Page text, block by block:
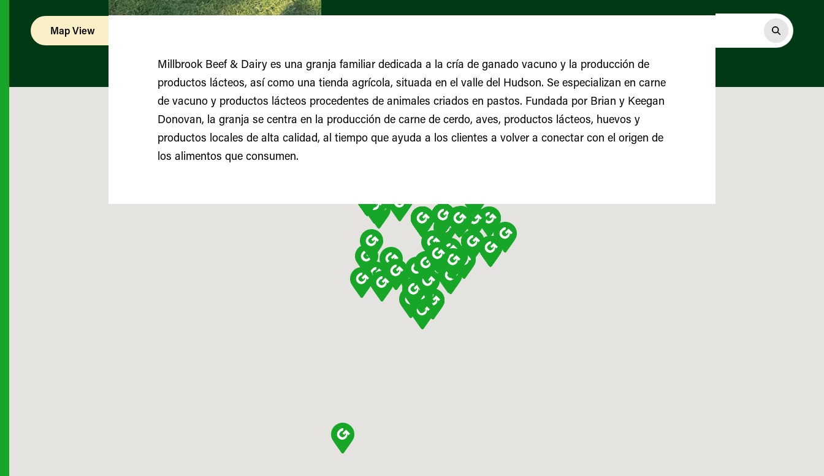
Map View
Millbrook Beef & Dairy es una granja familiar dedicada a la cría de ganado vacuno y la producción de
productos lácteos, así como una tienda agrícola, situada en el valle del Hudson. Se especializan en carne
de vacuno y productos lácteos procedentes de animales criados en pastos. Fundada por Brian y Keegan
Donovan, la granja se centra en la producción de carne de cerdo, aves, productos lácteos, huevos y
productos locales de alta calidad, al tiempo que ayuda a los clientes a volver a conectar con el origen de
los alimentos que consumen.